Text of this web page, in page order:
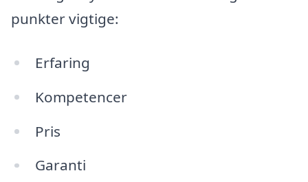
punkter vigtige:
Erfaring
Kompetencer
Pris
Garanti